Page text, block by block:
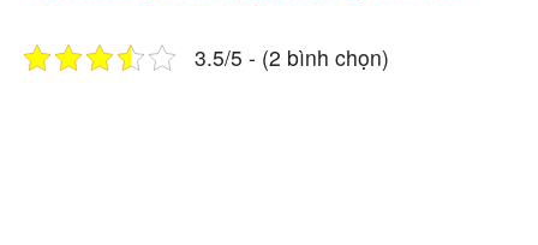
3.5/5 - (2 bình chọn)